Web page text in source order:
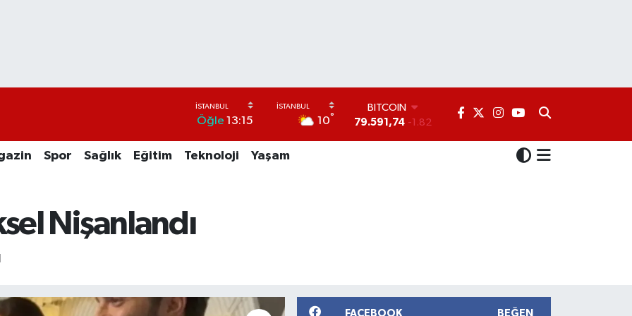
Öğle 13:15 10°
DOLAR
45,43620 0.02
Spor Sağlık Eğitim Teknoloji Yaşam
Nişanlandı
FACEBOOK BEĞEN